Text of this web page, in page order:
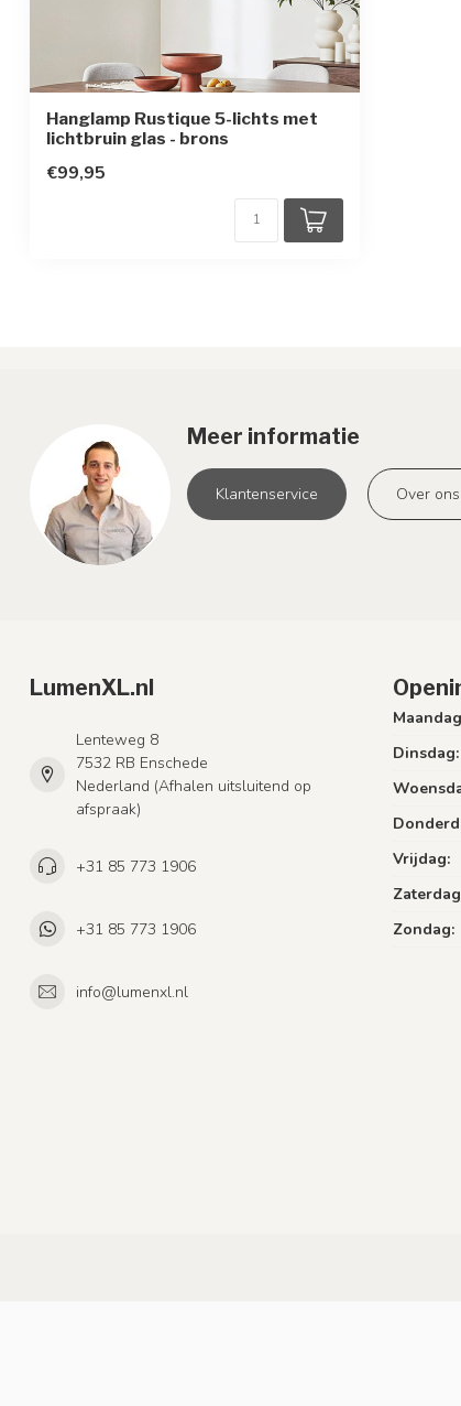
Hanglamp Rustique 5-lichts met
lichtbruin glas - brons
€99,95
Meer informatie
Klantenservice Over ons
LumenXL.nl
Lenteweg 8
7532 RB Enschede
Nederland (Afhalen uitsluitend op
afspraak)
+31 85 773 1906
+31 85 773 1906
info@lumenxl.nl
Dinsdag:
Vrijdag:
Zondag: